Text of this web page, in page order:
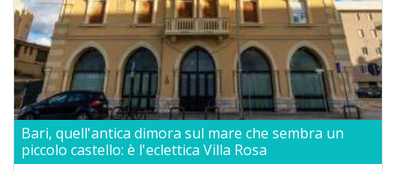
Bari, quell'antica dimora sul mare che sembra un
piccolo castello: è l'eclettica Villa Rosa